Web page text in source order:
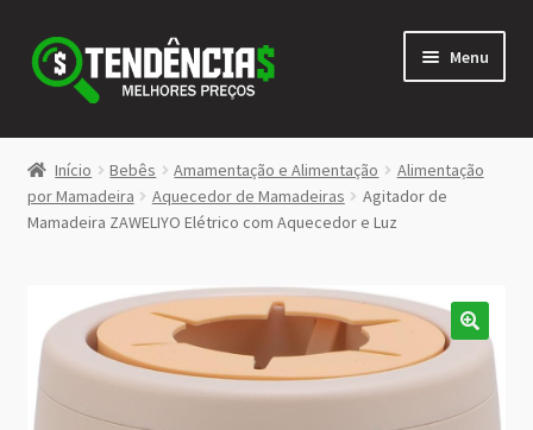
Pular
para
navegação
Pular
para
conteúdo
Menu
LOJA
<>
Início Bebês Amamentação e Alimentação
Alimentação
por Mamadeira
Aquecedor de Mamadeiras
Agitador de
Mamadeira ZAWELIYO Elétrico com Aquecedor e Luz